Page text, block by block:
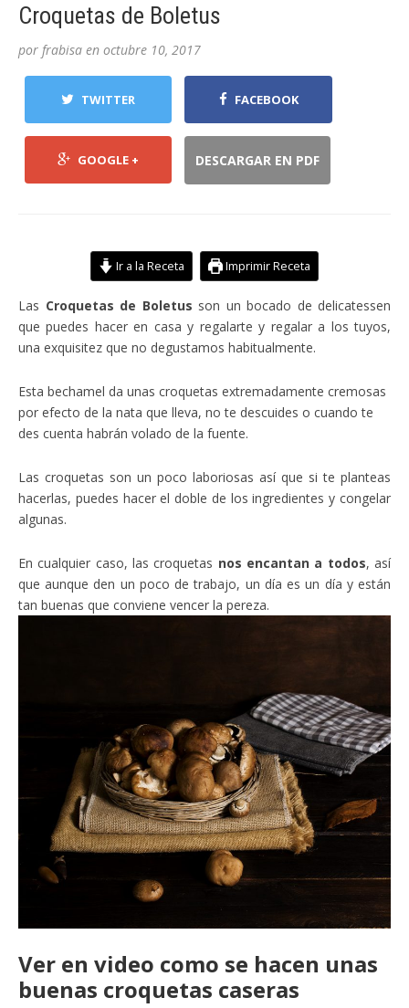
Croquetas de Boletus
por frabisa en octubre 10, 2017
TWITTER FACEBOOK
GOOGLE + DESCARGAR EN PDF
Ir a la Receta Imprimir Receta
Las Croquetas de Boletus son un bocado de delicatessen
que puedes hacer en casa y regalarte y regalar a los tuyos,
una exquisitez que no degustamos habitualmente.
Esta bechamel da unas croquetas extremadamente cremosas
por efecto de la nata que lleva, no te descuides o cuando te
des cuenta habrán volado de la fuente.
Las croquetas son un poco laboriosas así que si te planteas
hacerlas, puedes hacer el doble de los ingredientes y congelar
algunas.
En cualquier caso, las croquetas nos encantan a todos, así
que aunque den un poco de trabajo, un día es un día y están
tan buenas que conviene vencer la pereza.
Ver en video como se hacen unas
buenas croquetas caseras